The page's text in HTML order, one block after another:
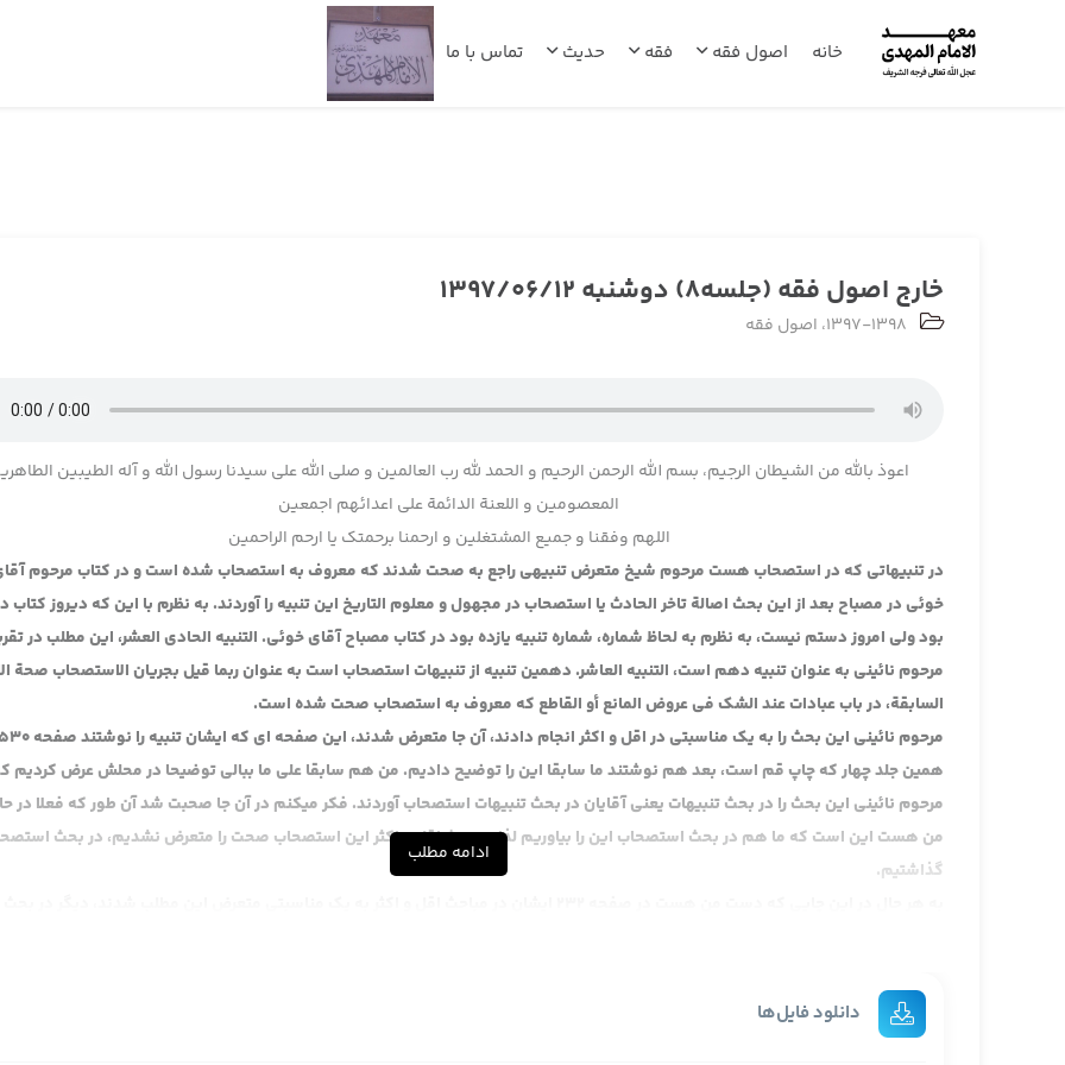
خانه اصول فقه فقه حدیث تماس با ما
خارج اصول فقه (جلسه8) دوشنبه 1397/06/12
1397-1398، اصول فقه
اعوذ بالله من الشیطان الرجیم، بسم الله الرحمن الرحیم و الحمد لله رب العالمین و صلی الله علی سیدنا رسول الله و آله الطیبین
المعصومین و اللعنة الدائمة علی اعدائهم اجمعین
اللهم وفقنا و جمیع المشتغلین و ارحمنا برحمتک یا ارحم الراحمین
در تنبیهاتی که در استصحاب هست مرحوم شیخ متعرض تنبیهی راجع به صحت شدند که معروف به استصحاب شده است و در کتاب مرحوم
خوئی در مصباح بعد از این بحث اصالة تاخر الحادث یا استصحاب در مجهول و معلوم التاریخ این تنبیه را آوردند. به نظرم با این که دیروز
بود ولی امروز دستم نیست، به نظرم به لحاظ شماره، شماره تنبیه یازده بود در کتاب مصباح آقای خوئی. التنبیه الحادی العشر، این مطلب در
مرحوم نائینی به عنوان تنبیه دهم است، التنبیه العاشر. دهمین تنبیه از تنبیهات استصحاب است به عنوان ربما قیل بجریان الاستصحاب صحة
السابقة، در باب عبادات عند الشک فی عروض المانع أو القاطع که معروف به استصحاب صحت شده است.
همین جلد چهار که چاپ قم است، بعد هم نوشتند ما سابقا این را توضیح دادیم. من هم سابقا علی ما ببالی توضیحا در محلش عرض کردیم
مرحوم نائینی این بحث را در بحث تنبیهات یعنی آقایان در بحث تنبیهات استصحاب آوردند. فکر میکنم در آن جا صحبت شد آن طور که فعلا در
من هست این است که ما هم در بحث استصحاب این را بیاوریم لذا در بحث اقل و اکثر این استصحاب صحت را متعرض نشدیم، در بحث
گذاشتیم.
آن بحثی که در باب اقل و اکثر گذشت آن بحث راجع به این است که آیا زیاده و نقیصه مقتضای قاعده چه عمدی باشد و چه سهوی باشد موجب
عمل می شود، مقتضای قاعده با قطع نظر از ادله خاص. مشهور الان در السنه اصولیین شیعه فعلا مشهور این است که زیاده چه عمدی چه
ادامه مطلب
دانلود فایل‌ها